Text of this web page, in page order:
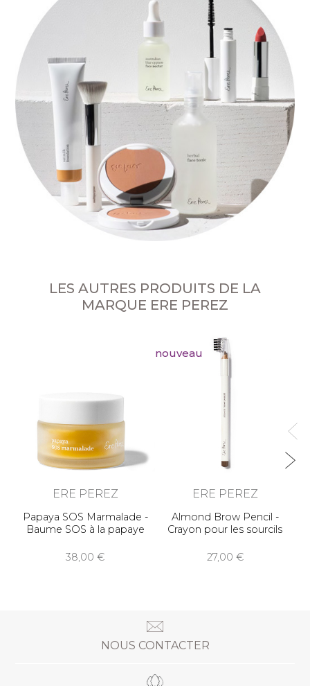
LES AUTRES PRODUITS DE LA
MARQUE ERE PEREZ
ERE PEREZ
Papaya SOS Marmalade -
Baume SOS à la papaye
38,00
nouveau
ERE PEREZ
Almond Brow Pencil -
Crayon pour les sourcils
27,00
NOUS CONTACTER